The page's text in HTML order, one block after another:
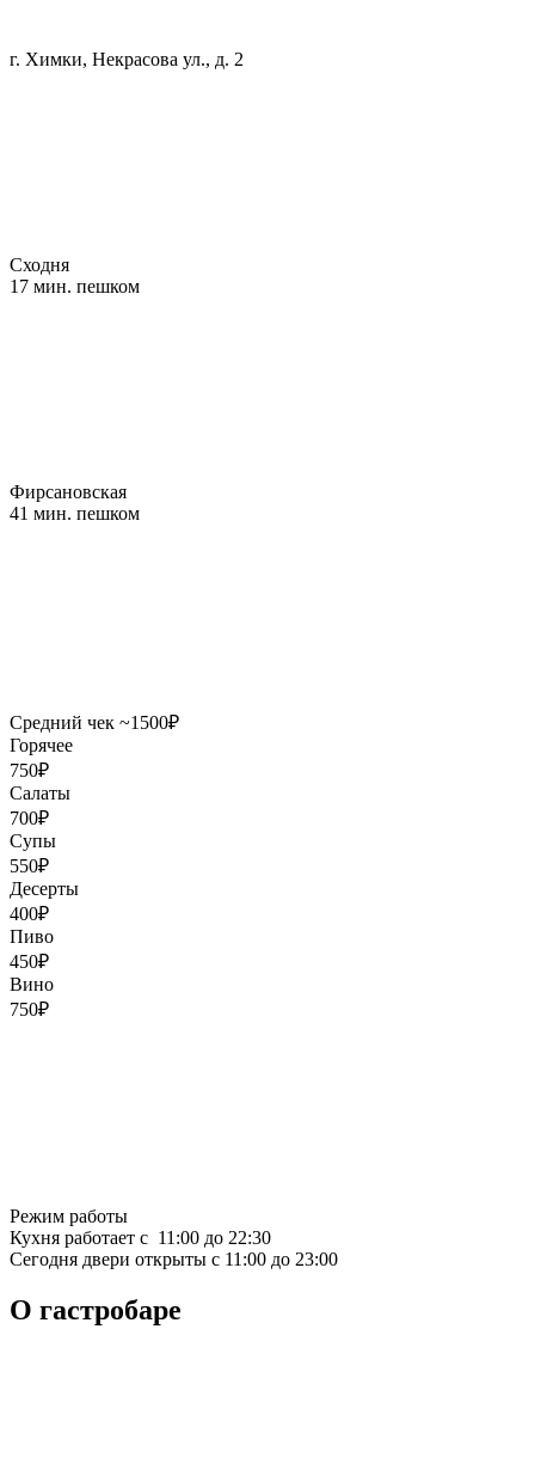
г. Химки, Некрасова ул., д. 2
Сходня
17 мин. пешком
Фирсановская
41 мин. пешком
Средний чек ~1500₽
Горячее
750₽
Салаты
700₽
Супы
550₽
Десерты
400₽
Пиво
450₽
Вино
750₽
Режим работы
Кухня работает с 11:00 до 22:30
Сегодня двери открыты с 11:00 до 23:00
О гастробаре